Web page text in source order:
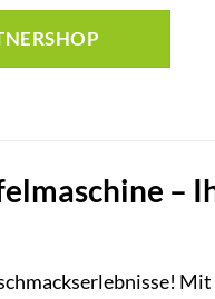
–
Mit